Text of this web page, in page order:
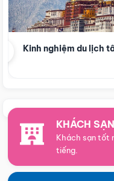
Kinh nghiệm du lịch
KHÁCH SẠN
Khách sạn tốt
tiếng.